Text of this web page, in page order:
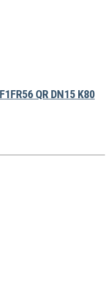
QR DN15 K80